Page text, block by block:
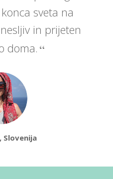
sveta na
in prijeten
doma.
Slovenija